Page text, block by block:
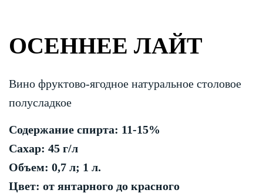
ОСЕННЕЕ ЛАЙТ
Вино фруктово-ягодное натуральное столовое
полусладкое
Содержание спирта: 11-15%
Сахар: 45 г/л
Объем: 0,7 л; 1 л.
Цвет: от янтарного до красного